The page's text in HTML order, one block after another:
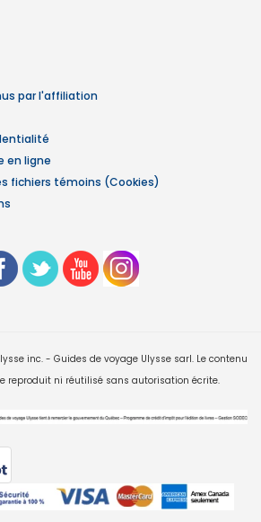
par l'affiliation
en ligne
fichiers témoins (Cookies)
inc. - Guides de voyage Ulysse sarl. Le contenu
reproduit ni réutilisé sans autorisation écrite.